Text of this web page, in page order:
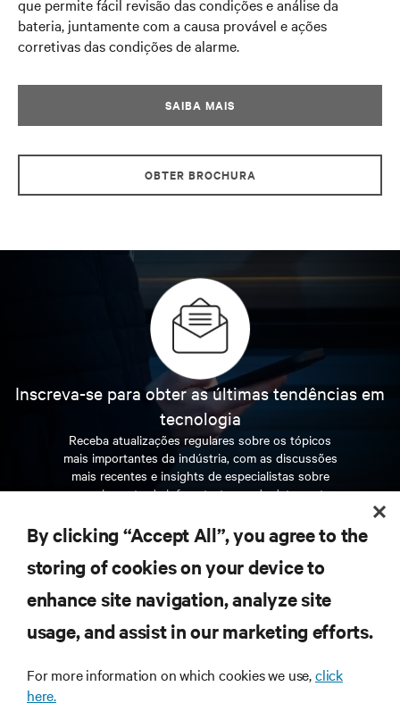
que permite fácil revisão das condições e análise da
bateria, juntamente com a causa provável e ações
corretivas das condições de alarme.
SAIBA MAIS
OBTER BROCHURA
Inscreva-se para obter as últimas tendências em
tecnologia
Receba atualizações regulares sobre os tópicos
mais importantes da indústria, com as discussões
mais recentes e insights de especialistas sobre
gerenciamento de infraestrutura e de data center.
INSCREVA-SE AGORA
RECURSOS
CORPORATIVO
By clicking “Accept All”, you agree to the
storing of cookies on your device to
enhance site navigation, analyze site
usage, and assist in our marketing efforts.
For more information on which cookies we use,click
here.